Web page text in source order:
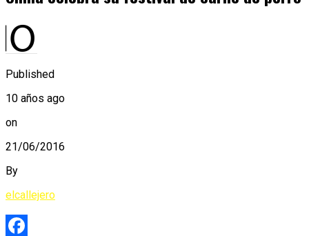
Published
10 años ago
on
21/06/2016
By
elcallejero